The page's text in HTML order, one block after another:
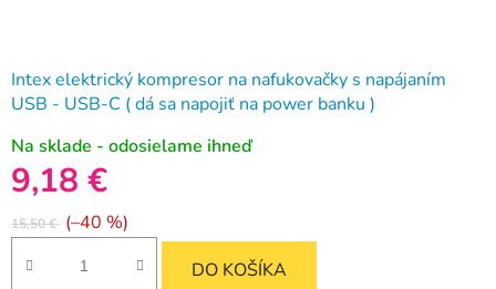
Intex elektrický kompresor na nafukovačky s napájaním
USB - USB-C ( dá sa napojiť na power banku )
Na sklade - odosielame ihneď
9,18 €
15,50 € (–40 %)
DO KOŠÍKA